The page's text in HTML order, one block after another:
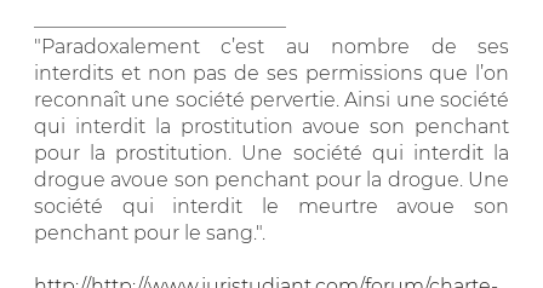
"Paradoxalement c’est au nombre de ses
interdits et non pas de ses permissions que l’on
reconnaît une société pervertie. Ainsi une société
qui interdit la prostitution avoue son penchant
pour la prostitution. Une société qui interdit la
drogue avoue son penchant pour la drogue. Une
société qui interdit le meurtre avoue son
penchant pour le sang.".